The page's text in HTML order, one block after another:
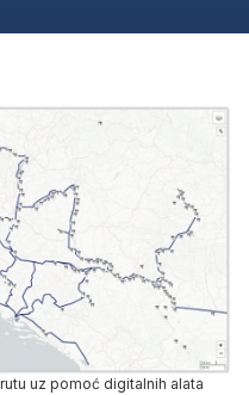
uz pomoć digitalnih alata